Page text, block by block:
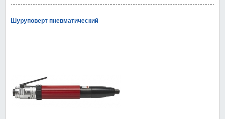
Шуруповерт пневматический